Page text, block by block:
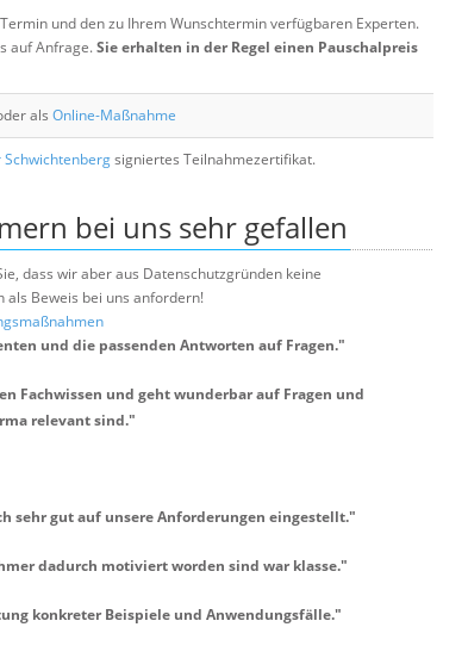
und den zu Ihrem Wunschtermin verfügbaren Experten.
auf Anfrage.Sie erhalten in der Regel einen Pauschalpreis
als Online-Maßnahme
Schwichtenbergsigniertes Teilnahmezertifikat.
bei uns sehr gefallen
dass wir aber aus Datenschutzgründen keine
als Beweis bei uns anfordern!
und die passenden Antworten auf Fragen."
Fachwissen und geht wunderbar auf Fragen und
relevant sind."
sehr gut auf unsere Anforderungen eingestellt."
dadurch motiviert worden sind war klasse."
konkreter Beispiele und Anwendungsfälle."